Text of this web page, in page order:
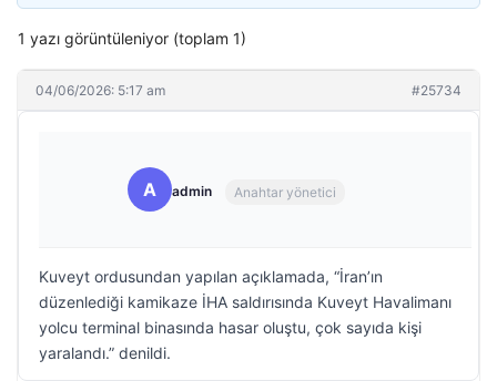
1 yazı görüntüleniyor (toplam 1)
04/06/2026: 5:17 am #25734
A admin Anahtar yönetici
Kuveyt ordusundan yapılan açıklamada, “İran’ın
düzenlediği kamikaze İHA saldırısında Kuveyt Havalimanı
yolcu terminal binasında hasar oluştu, çok sayıda kişi
yaralandı.” denildi.